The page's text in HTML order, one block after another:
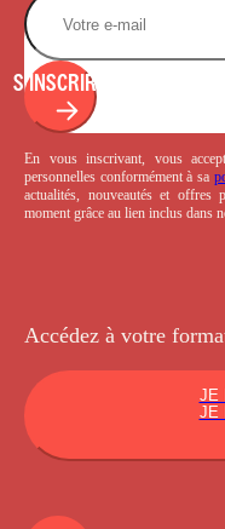
S'INSCRIRE
En vous inscrivant, vous
personnelles conformément à sa
actualités, nouveautés et offres
moment grâce au lien inclus dans
Accédez à votre
JE
JE